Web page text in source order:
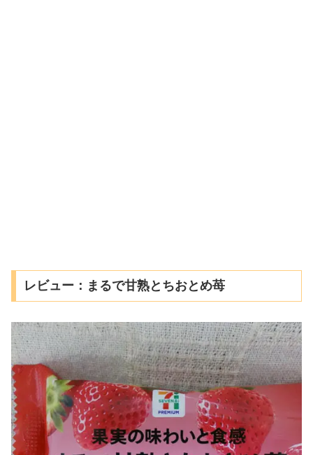
レビュー：まるで甘熟とちおとめ苺